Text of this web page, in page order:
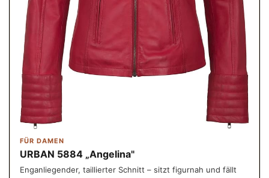
FÜR DAMEN
URBAN 5884 „Angelina"
Enganliegender, taillierter Schnitt – sitzt figurnah und fällt